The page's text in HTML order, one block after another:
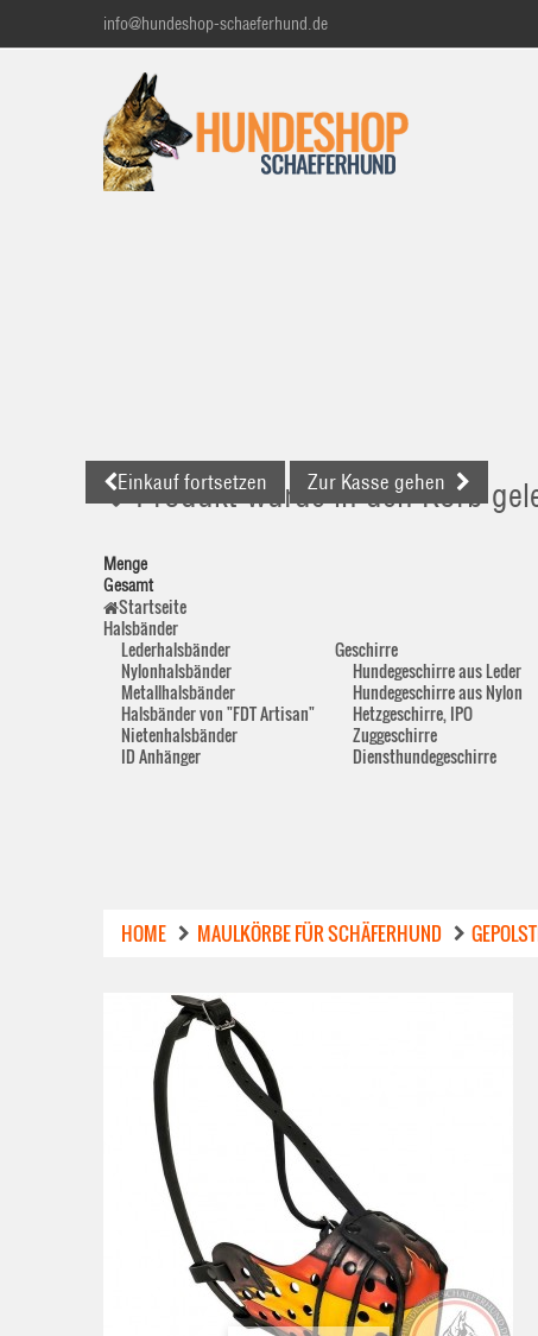
info@hundeshop-schaeferhund.de
Produkt wurde in den Korb
Menge
Gesamt
Einkauf fortsetzen Zur Kasse gehen
Startseite
Halsbänder
Lederhalsbänder
Nylonhalsbänder
Metallhalsbänder
Halsbänder von "FDT Artisan"
Nietenhalsbänder
ID Anhänger
Geschirre
Hundegeschirre aus Leder
Hundegeschirre aus Nylon
Hetzgeschirre, IPO
Zuggeschirre
Diensthundegeschirre
HOME MAULKÖRBE FÜR SCHÄFERHUND